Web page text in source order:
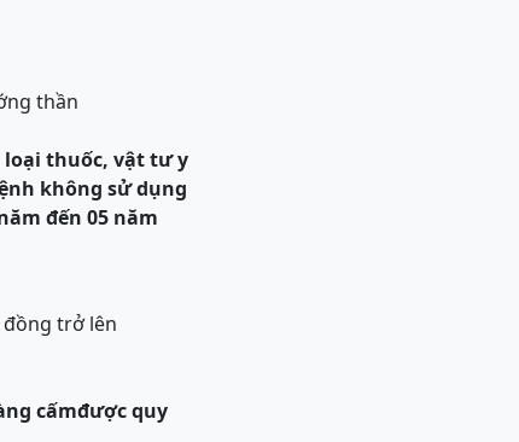
thần
thuốc, vật tư y
không sử dụng
đến 05 năm
đồng trở lên
cấmđược quy